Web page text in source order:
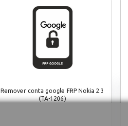
Remover conta google FRP Nokia 2.3
(TA-1206)